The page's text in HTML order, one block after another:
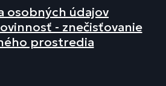
osobných údajov
- znečisťovanie
prostredia